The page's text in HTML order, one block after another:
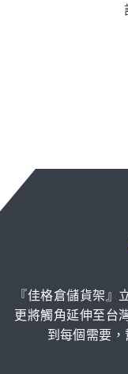
『佳格倉儲貨架』
更將觸角延伸至台
到每個需要